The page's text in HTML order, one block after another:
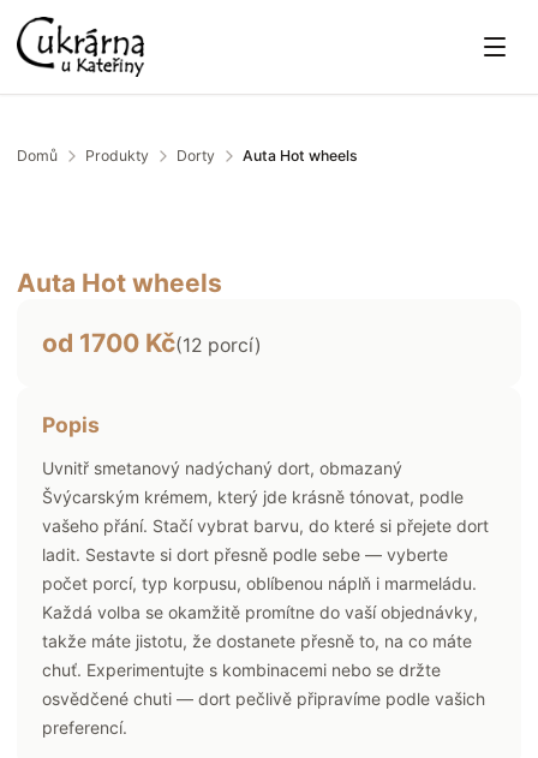
Domů Produkty Dorty Auta Hot wheels
Auta Hot wheels
od 1700 Kč(12 porcí)
Popis
Uvnitř smetanový nadýchaný dort, obmazaný
Švýcarským krémem, který jde krásně tónovat, podle
vašeho přání. Stačí vybrat barvu, do které si přejete dort
ladit. Sestavte si dort přesně podle sebe — vyberte
počet porcí, typ korpusu, oblíbenou náplň i marmeládu.
Každá volba se okamžitě promítne do vaší objednávky,
takže máte jistotu, že dostanete přesně to, na co máte
chuť. Experimentujte s kombinacemi nebo se držte
osvědčené chuti — dort pečlivě připravíme podle vašich
preferencí.